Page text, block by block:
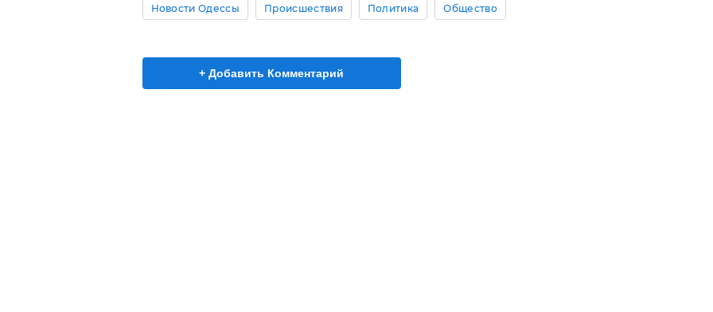
Новости Одессы Происшествия Политика Общество
+ Добавить Комментарий